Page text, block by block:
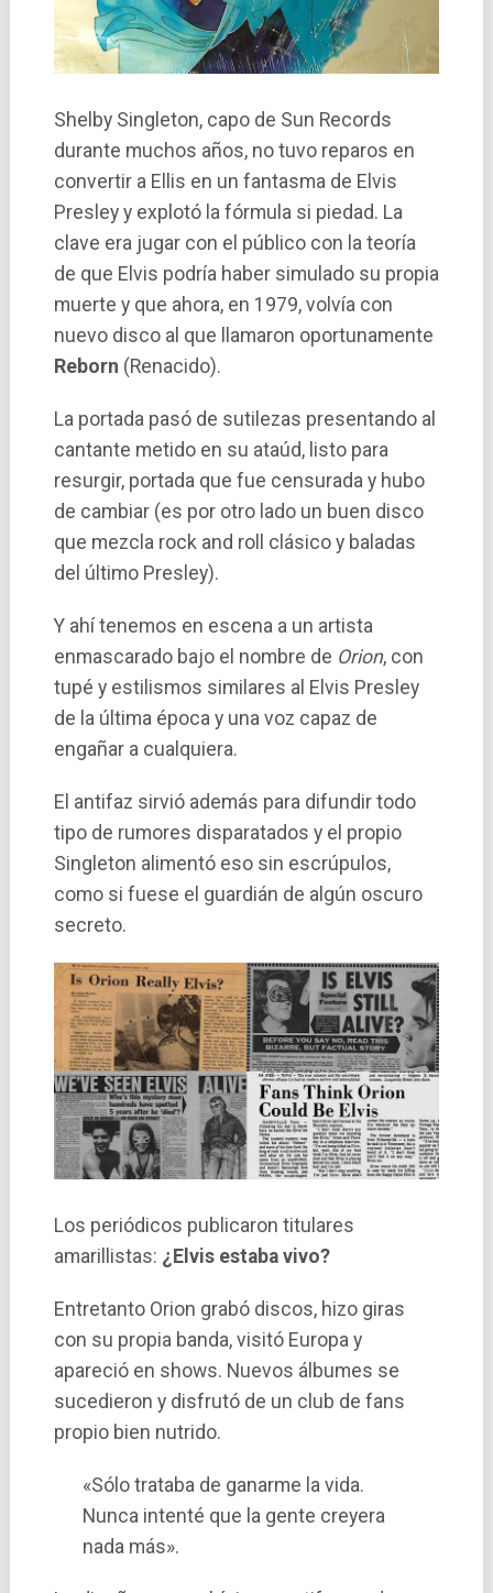
Shelby Singleton, capo de Sun Records
durante muchos años, no tuvo reparos en
convertir a Ellis en un fantasma de Elvis
Presley y explotó la fórmula si piedad. La
clave era jugar con el público con la teorí­a
de que Elvis podrí­a haber simulado su propia
muerte y que ahora, en 1979, volví­a con
nuevo disco al que llamaron oportunamente
Reborn (Renacido).
La portada pasó de sutilezas presentando al
cantante metido en su ataúd, listo para
resurgir, portada que fue censurada y hubo
de cambiar (es por otro lado un buen disco
que mezcla rock and roll clásico y baladas
del último Presley).
Y ahí­ tenemos en escena a un artista
enmascarado bajo el nombre de Orion, con
tupé y estilismos similares al Elvis Presley
de la última época y una voz capaz de
engañar a cualquiera.
El antifaz sirvió además para difundir todo
tipo de rumores disparatados y el propio
Singleton alimentó eso sin escrúpulos,
como si fuese el guardián de algún oscuro
secreto.
Los periódicos publicaron titulares
amarillistas: ¿Elvis estaba vivo?
Entretanto Orion grabó discos, hizo giras
con su propia banda, visitó Europa y
apareció en shows. Nuevos álbumes se
sucedieron y disfrutó de un club de fans
propio bien nutrido.
«Sólo trataba de ganarme la vida.
Nunca intenté que la gente creyera
nada más».